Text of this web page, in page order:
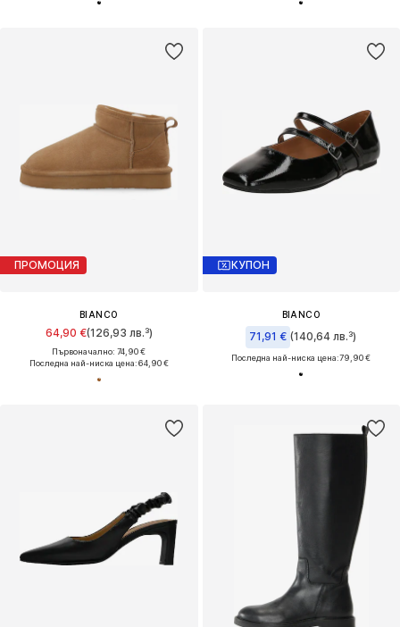
ПРОМОЦИЯ
BIANCO
64,90 €(126,93 лв.³)
Първоначално: 74,90 €
Последна най-ниска цена:64,90 €
КУПОН
BIANCO
71,91 € (140,64 лв.³)
Последна най-ниска цена:79,90 €